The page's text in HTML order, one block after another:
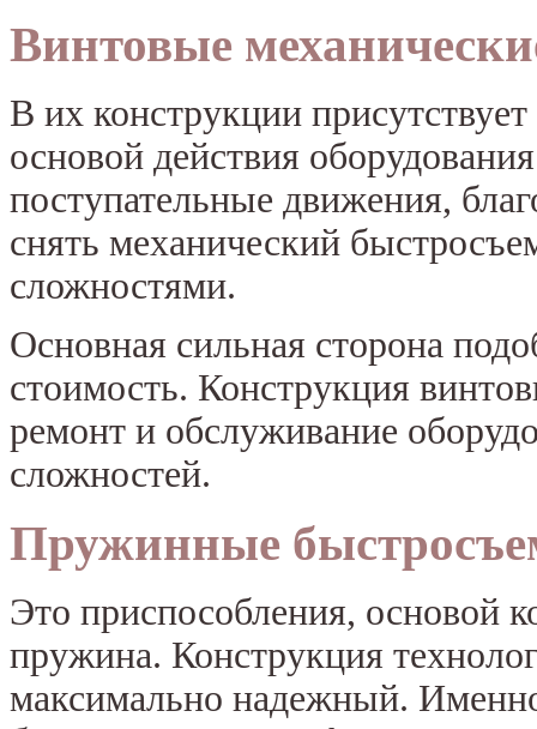
Винтовые
В их конструкции
основой действия
поступательные движения,
снять механический
сложностями.
Основная сильная сторона
стоимость. Конструкция
ремонт и обслуживание
сложностей.
Пружинные
Это приспособления, основой
пружина. Конструкция
максимально надежный.